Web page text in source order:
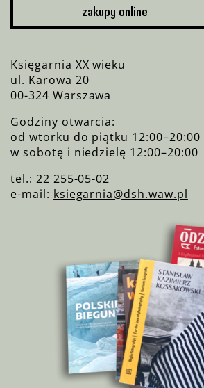
zakupy online
Księgarnia XX wieku
ul. Karowa 20
00-324 Warszawa
Godziny otwarcia:
od wtorku do piątku 12:00–20:00
w sobotę i niedzielę 12:00–20:00
tel.: 22 255-05-02
e-mail: ksiegarnia@dsh.waw.pl